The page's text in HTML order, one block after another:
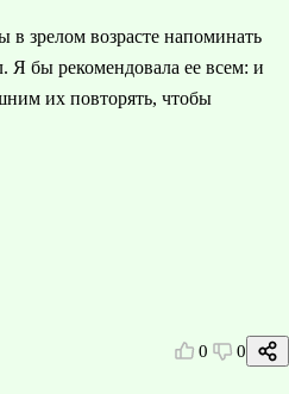
зрелом возрасте напоминать
Я бы рекомендовала ее всем: и
их повторять, чтобы
0 0